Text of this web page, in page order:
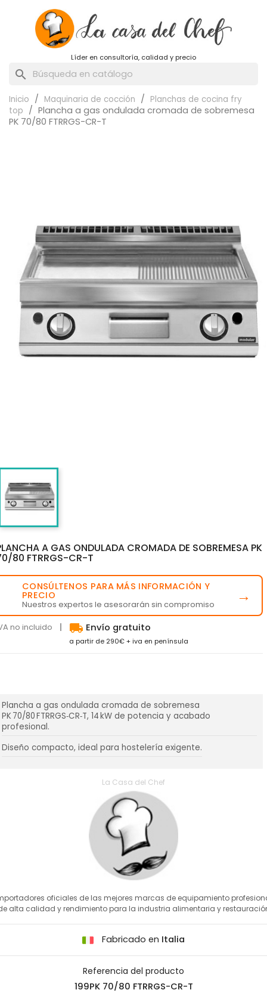
Líder en consultoría, calidad y precio
search
Inicio Maquinaria de cocción
Planchas de cocina fry
top
Plancha a gas ondulada cromada de sobremesa
PK 70/80 FTRRGS-CR-T
A GAS ONDULADA CROMADA DE SOBREMESA PK
80 FTRRGS-CR-T
CONSÚLTENOS PARA MÁS INFORMACIÓN Y
PRECIO
Nuestros expertos le asesorarán sin compromiso →
no incluido local_shipping Envío gratuito
a partir de 290€ + iva en península
Plancha a gas ondulada cromada de sobremesa
PK 70/80 FTRRGS‑CR‑T, 14 kW de potencia y acabado
profesional.
Diseño compacto, ideal para hostelería exigente.
La Casa del Chef
oficiales de las mejores marcas de equipamiento
alta calidad y rendimiento para la industria alimentaria y
Fabricado en Italia
Referencia del producto
199PK 70/80 FTRRGS-CR-T